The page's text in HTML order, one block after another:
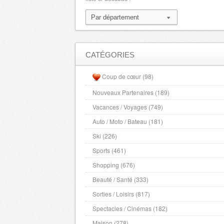
Maine et Loire
Hautes Alpes - 5000 , (fr)
Marne - 51000 , (fr)
Haute Marne - 52000 , (fr)
Mayenne - 53000 , (fr)
Meurthe et Moselle - 54000 , (fr)
Meuse - 55000 , (fr)
Morbihan - 56000 , (fr)
Moselle
Nievre - 58000 , (fr)
Nord - 59000 , (fr)
Alpes Maritimes - 6000 , (fr)
Oise - 60000 , (fr)
Orne - 61000 , (fr)
Pas de Calais - 62000 , (fr)
CATÉGORIES
Coup de cœur (98)
Nouveaux Partenaires (189)
Vacances / Voyages (749)
Auto / Moto / Bateau (181)
Ski (226)
Sports (461)
Shopping (676)
Beauté / Santé (333)
Sorties / Loisirs (817)
Spectacles / Cinémas (182)